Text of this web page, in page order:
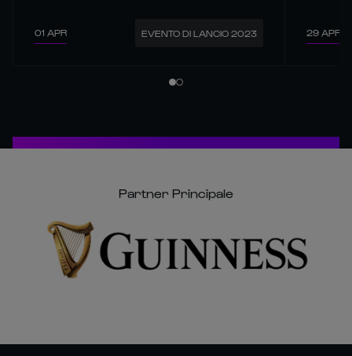
01 APR EVENTO DI LANCIO 2023 29 APR
Partner Principale